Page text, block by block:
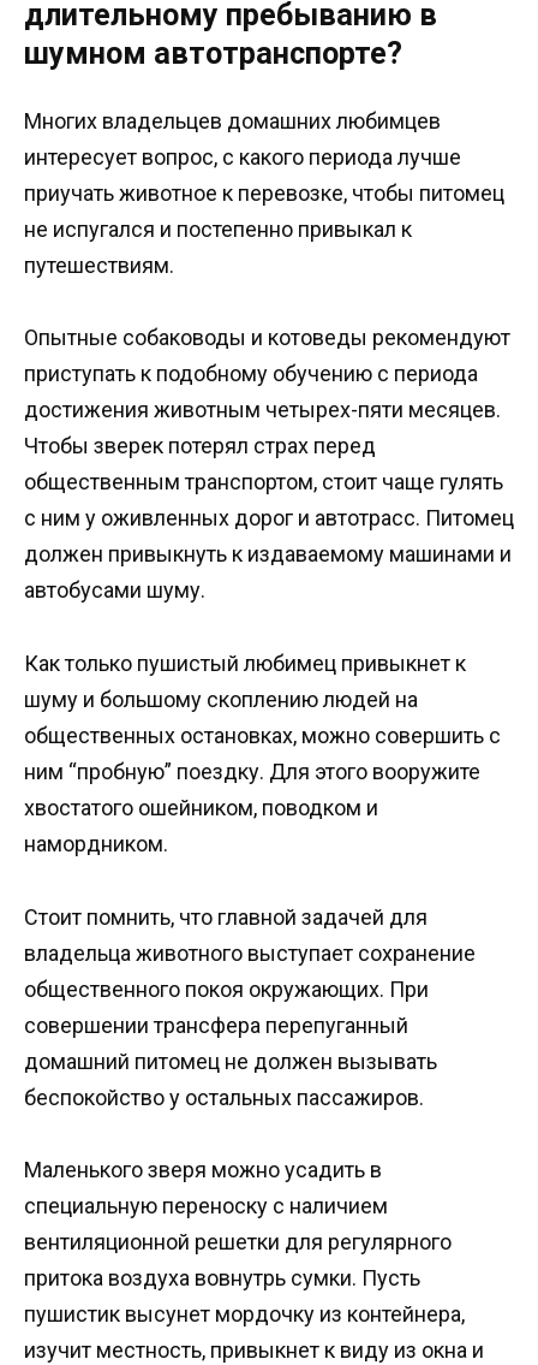
длительному пребыванию в
шумном автотранспорте?
Многих владельцев домашних любимцев
интересует вопрос, с какого периода лучше
приучать животное к перевозке, чтобы питомец
не испугался и постепенно привыкал к
путешествиям.
Опытные собаководы и котоведы рекомендуют
приступать к подобному обучению с периода
достижения животным четырех-пяти месяцев.
Чтобы зверек потерял страх перед
общественным транспортом, стоит чаще гулять
с ним у оживленных дорог и автотрасс. Питомец
должен привыкнуть к издаваемому машинами и
автобусами шуму.
Как только пушистый любимец привыкнет к
шуму и большому скоплению людей на
общественных остановках, можно совершить с
ним “пробную” поездку. Для этого вооружите
хвостатого ошейником, поводком и
намордником.
Стоит помнить, что главной задачей для
владельца животного выступает сохранение
общественного покоя окружающих. При
совершении трансфера перепуганный
домашний питомец не должен вызывать
беспокойство у остальных пассажиров.
Маленького зверя можно усадить в
специальную переноску с наличием
вентиляционной решетки для регулярного
притока воздуха вовнутрь сумки. Пусть
пушистик высунет мордочку из контейнера,
изучит местность, привыкнет к виду из окна и